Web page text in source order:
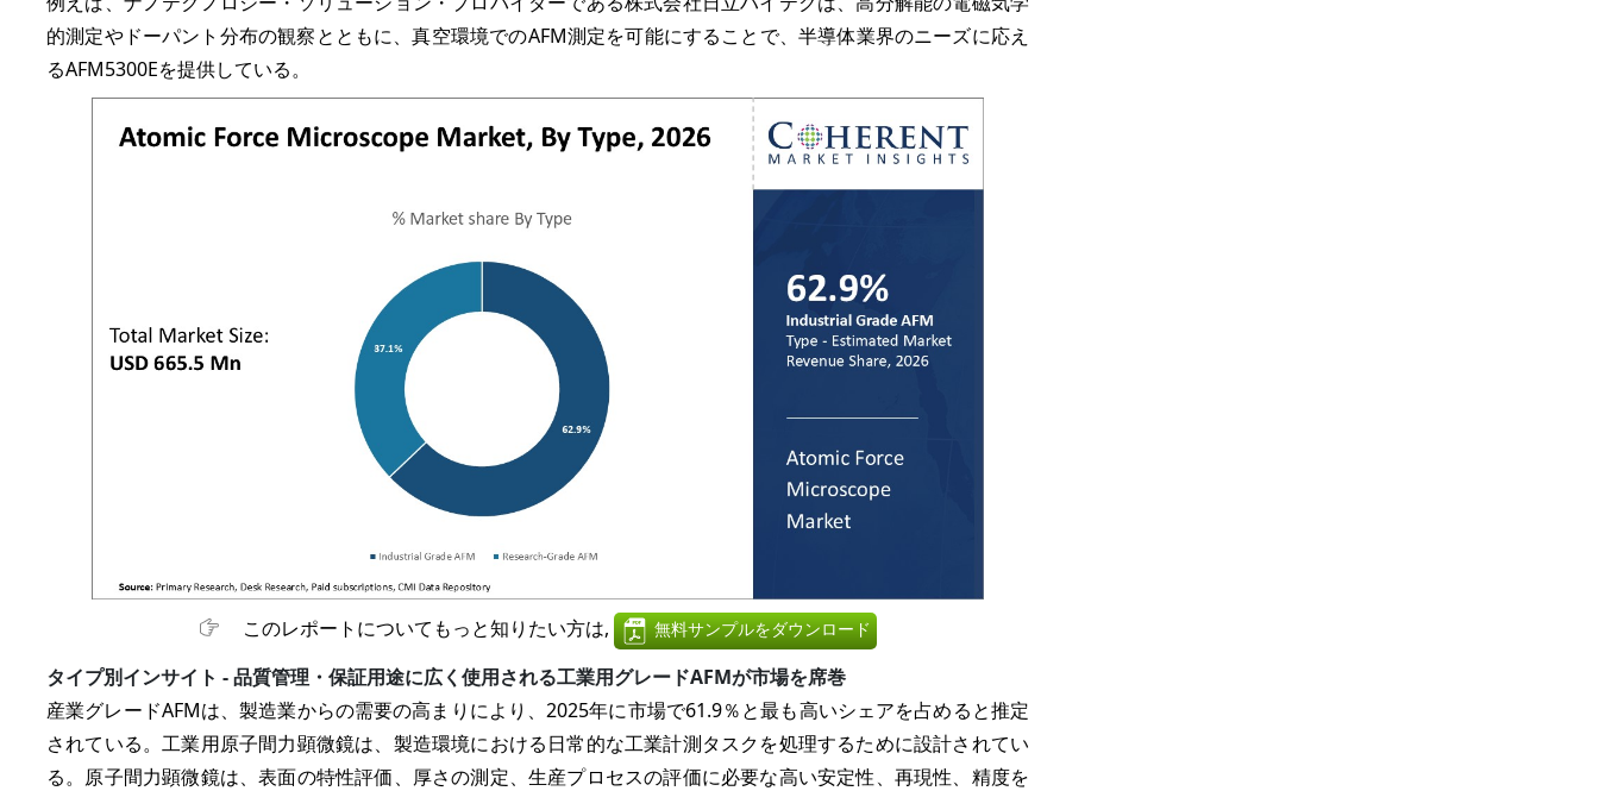
的測定やドーパント分布の観察とともに、真空環境でのAFM測定を可能にすることで、半導体業界のニーズに応え
るAFM5300Eを提供している。
このレポートについてもっと知りたい方は, 無料サンプルをダウンロード
タイプ別インサイト - 品質管理・保証用途に広く使用される工業用グレードAFMが市場を席巻
産業グレードAFMは、製造業からの需要の高まりにより、2025年に市場で61.9％と最も高いシェアを占めると推定
されている。工業用原子間力顕微鏡は、製造環境における日常的な工業計測タスクを処理するために設計されてい
る。原子間力顕微鏡は、表面の特性評価、厚さの測定、生産プロセスの評価に必要な高い安定性、再現性、精度を